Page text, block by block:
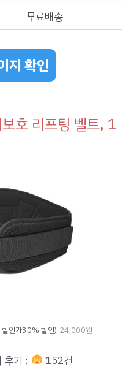
무료배송
지 확인
호 리프팅 벨트, 1
할인가30% 할인) 24,000원
기 : 152건